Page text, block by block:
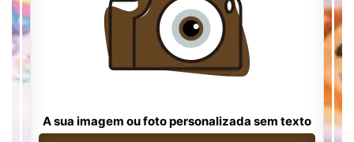
A sua imagem ou foto personalizada sem texto